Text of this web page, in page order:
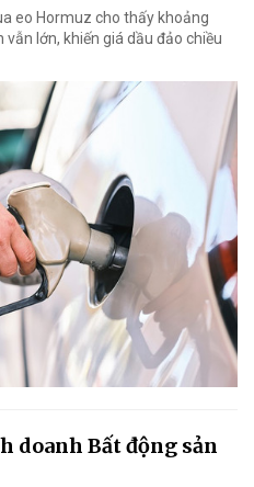
eo Hormuz cho thấy khoảng
lớn, khiến giá dầu đảo chiều
doanh Bất động sản